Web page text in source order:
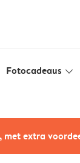
Fotocadeaus slim_arrow_down
met extra